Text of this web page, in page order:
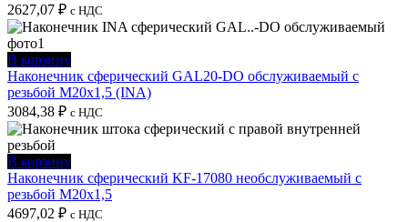
2627,07 ₽ с НДС
В корзину
Наконечник сферический GAL20-DO обслуживаемый с
резьбой M20x1,5 (INA)
3084,38 ₽ с НДС
В корзину
Наконечник сферический KF-17080 необслуживаемый с
резьбой M20x1,5
4697,02 ₽ с НДС